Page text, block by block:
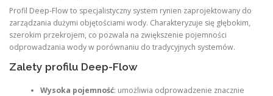
Profil Deep-Flow to specjalistyczny system rynien zaprojektowany do
zarządzania dużymi objętościami wody. Charakteryzuje się głębokim,
szerokim przekrojem, co pozwala na zwiększenie pojemności
odprowadzania wody w porównaniu do tradycyjnych systemów.
Zalety profilu Deep-Flow
Wysoka pojemność: umożliwia odprowadzenie znacznie